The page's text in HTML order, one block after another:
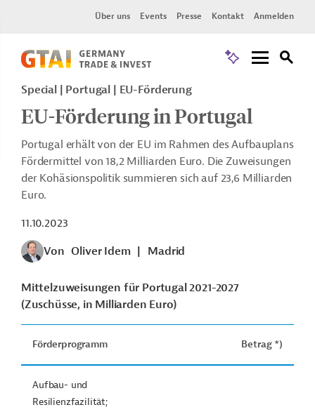
Über uns Events Presse Kontakt Anmelden
Special | Portugal | EU-Förderung
EU-Förderung in Portugal
Portugal erhält von der EU im Rahmen des Aufbauplans
Fördermittel von 18,2 Milliarden Euro. Die Zuweisungen
der Kohäsionspolitik summieren sich auf 23,6 Milliarden
Euro.
11.10.2023
Von Oliver Idem Madrid
Mittelzuweisungen für Portugal 2021-2027
(Zuschüsse, in Milliarden Euro)
Förderprogramm Betrag *)
Aufbau- und
Resilienzfazilität;